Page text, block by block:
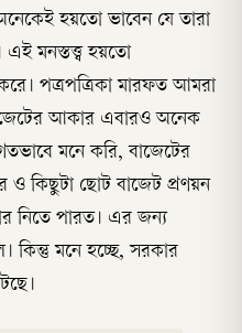
হয়তো ভাবেন যে তারা
মনস্তত্ত্ব হয়তো
পত্রপত্রিকা মারফত আমরা
আকার এবারও অনেক
মনে করি, বাজেটের
কিছুটা ছোট বাজেট প্রণয়ন
নিতে পারত। এর জন্য
কিন্তু মনে হচ্ছে, সরকার